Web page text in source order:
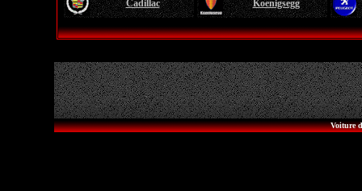
Cadillac Koenigsegg
Voiture